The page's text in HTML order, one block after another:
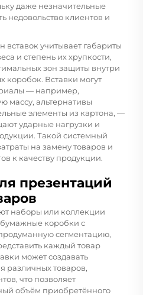
даже незначительные
недовольство клиентов и
учитывает габариты
и степень их хрупкости,
зон защиты внутри
Вставки могут
— например,
массу, альтернативы
элементы из картона, —
ударные нагрузки и
Такой системный
на замену товаров и
к качеству продукции.
презентаций
наборы или коллекции
коробки с
сегментацию,
каждый товар
может создавать
различных товаров,
что позволяет
объём приобретённого